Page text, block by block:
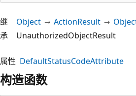
继
承
Object ActionResult
UnauthorizedObjectResult
属性 DefaultStatusCodeAttribute
构造函数